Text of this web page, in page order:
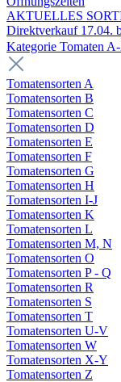
AKTUELLES
Direktverkauf 17.04.
Kategorie Tomaten
Tomatensorten A
Tomatensorten B
Tomatensorten C
Tomatensorten D
Tomatensorten E
Tomatensorten F
Tomatensorten G
Tomatensorten H
Tomatensorten I-J
Tomatensorten K
Tomatensorten L
Tomatensorten M, N
Tomatensorten O
Tomatensorten P - Q
Tomatensorten R
Tomatensorten S
Tomatensorten T
Tomatensorten U-V
Tomatensorten W
Tomatensorten X-Y
Tomatensorten Z